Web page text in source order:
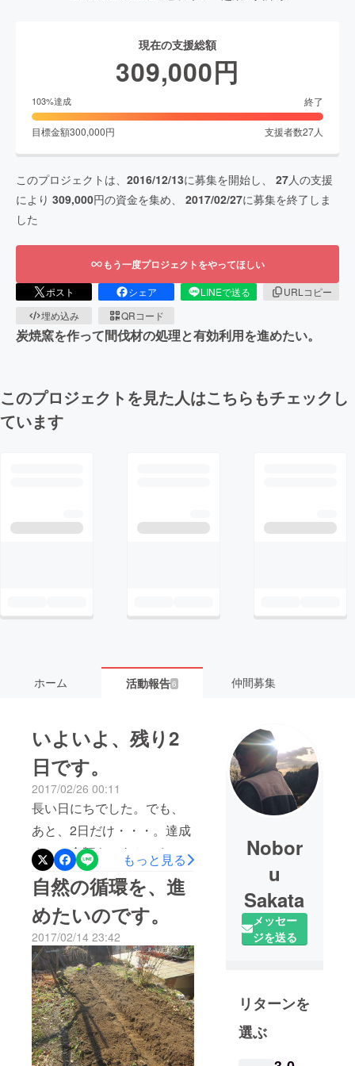
現在の支援総額
309,000円
103%達成 終了
目標金額300,000円 支援者数27人
このプロジェクトは、 2016/12/13に募集を開始し、 27人の支援
により 309,000円の資金を集め、 2017/02/27に募集を終了しま
した
もう一度プロジェクトをやってほしい
ポスト シェア LINEで送る
URLコピー
埋め込み
QRコード
炭焼窯を作って間伐材の処理と有効利用を進めたい。
このプロジェクトを見た人はこちらもチェックし
ています
ホーム 活動報告6 仲間募集
いよいよ、残り2
日です。
2017/02/26 00:11
長い日にちでした。でも、
あと、2日だけ・・・。達成
までの金額も、あと わず
か・・・。今日、ある集ま
りがありました。手持ちの
炭を、すべて 持って来て
欲しい。との連絡。 そし
て、1時間後 「完売しまし
た」と・・・。炭の利用者
が、徐々にですが増えてい
そうです。循環を理解して
いただける方が、増えて来
もっと見る
自然の循環を、進
めたいのです。
2017/02/14 23:42
Nobor
u
Sakata
メッセー
ジを送る
リターンを
選ぶ